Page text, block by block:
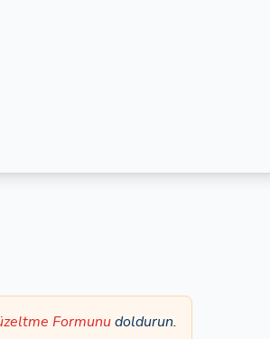
Formunudoldurun.